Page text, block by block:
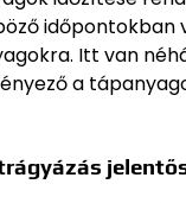
időpontokban
Itt van
a